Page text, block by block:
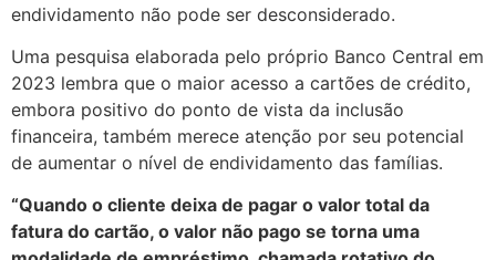
endividamento não pode ser desconsiderado.
Uma pesquisa elaborada pelo próprio Banco Central em
2023 lembra que o maior acesso a cartões de crédito,
embora positivo do ponto de vista da inclusão
financeira, também merece atenção por seu potencial
de aumentar o nível de endividamento das famílias.
“Quando o cliente deixa de pagar o valor total da
fatura do cartão, o valor não pago se torna uma